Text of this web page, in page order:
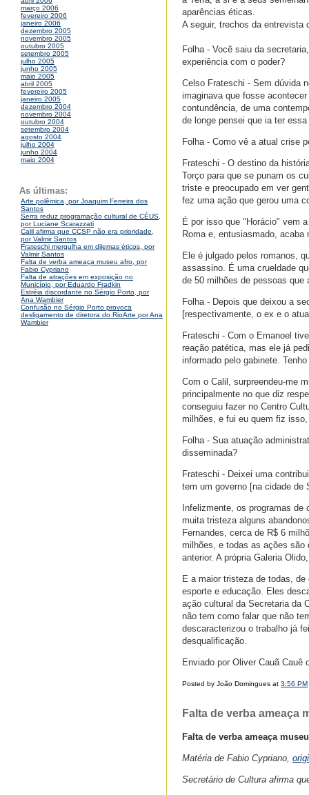
março 2006
fevereiro 2006
janeiro 2006
dezembro 2005
novembro 2005
outubro 2005
setembro 2005
julho 2005
junho 2005
maio 2005
abril 2005
fevereiro 2005
janeiro 2005
dezembro 2004
novembro 2004
outubro 2004
setembro 2004
agosto 2004
julho 2004
junho 2004
maio 2004
As últimas:
Arte polêmica, por Joaquim Ferreira dos
Santos
Serra reduz programação cultural de CÉUS,
por Luciane Scarazzati
Calil afirma que CCSP não era prioridade,
por Valmir Santos
Frateschi mergulha em dilemas éticos, por
Valmir Santos
Falta de verba ameaça museu afro, por
Fabio Cypriano
Falta de atrações em exposição no
Município, por Eduardo Fradkin
Estréia discordante no Sérgio Porto, por
Ana Wambier
Confusão no Sérgio Porto provoca
desligamento de diretora do RioArte por Ana
Wambier
aparências éticas.
A seguir, trechos da entrevista
Folha - Você saiu da
experiência com o poder?
Celso Frateschi - Sem dúvida
imaginava que fosse
contundência, de uma
de longe pensei que ia ter
Folha - Como vê a atual crise
Frateschi - O destino da
Torço para que se punam os
triste e preocupado em ver
fez uma ação que gerou uma
É por isso que "Horácio" vem
Roma e, entusiasmado,
Ele é julgado pelos romanos,
assassino. É uma crueldade
de 50 milhões de pessoas que
Folha - Depois que deixou a
[respectivamente, o ex e o
Frateschi - Com o Emanoel
reação patética, mas ele já
informado pelo gabinete.
Com o Calil, surpreendeu-me
principalmente no que diz
conseguiu fazer no Centro
milhões, e fui eu quem fiz
Folha - Sua atuação
disseminada?
Frateschi - Deixei uma
tem um governo [na cidade de
Infelizmente, os programas
muita tristeza alguns
Fernandes, cerca de R$ 6
milhões, e todas as ações são
anterior. A própria Galeria
E a maior tristeza de todas,
esporte e educação. Eles
ação cultural da Secretaria da
não tem como falar que não
descaracterizou o trabalho já
desqualificação.
Enviado por Oliver Cauã Cauê
Posted by João Domingues at 3:56 PM
Falta de verba ameaça
Falta de verba ameaça
Matéria de Fabio Cypriano,
Secretário de Cultura afirma